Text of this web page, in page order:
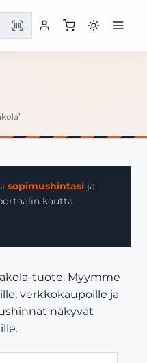
sopimushintasi ja
kautta.
tuote. Myymme
verkkokaupoille ja
näkyvät